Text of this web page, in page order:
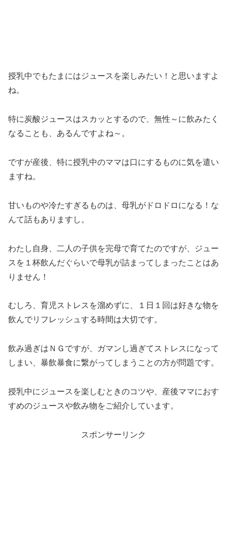
授乳中でもたまにはジュースを楽しみたい！と思いますよ
ね。
特に炭酸ジュースはスカッとするので、無性～に飲みたく
なることも、あるんですよね～。
ですが産後、特に授乳中のママは口にするものに気を遣い
ますね。
甘いものや冷たすぎるものは、母乳がドロドロになる！な
んて話もありますし。
わたし自身、二人の子供を完母で育てたのですが、ジュー
スを１杯飲んだぐらいで母乳が詰まってしまったことはあ
りません！
むしろ、育児ストレスを溜めずに、１日１回は好きな物を
飲んでリフレッシュする時間は大切です。
飲み過ぎはＮＧですが、ガマンし過ぎてストレスになって
しまい、暴飲暴食に繋がってしまうことの方が問題です。
授乳中にジュースを楽しむときのコツや、産後ママにおす
すめのジュースや飲み物をご紹介しています。
スポンサーリンク